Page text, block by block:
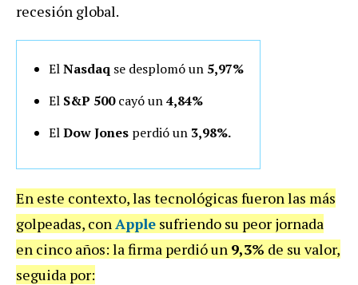
recesión global.
ElNasdaq se desplomó un 5,97%
El S&P 500cayó un4,84%
ElDow Jones perdió un 3,98%.
En este contexto, las tecnológicas fueron las más
golpeadas, conApple sufriendo su peor jornada
en cinco años: la firma perdió un 9,3% de su valor,
seguida por: